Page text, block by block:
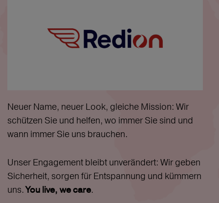
Neuer Name, neuer Look, gleiche Mission: Wir
schützen Sie und helfen, wo immer Sie sind und
wann immer Sie uns brauchen.
Unser Engagement bleibt unverändert: Wir geben
Sicherheit, sorgen für Entspannung und kümmern
uns.You live, we care.